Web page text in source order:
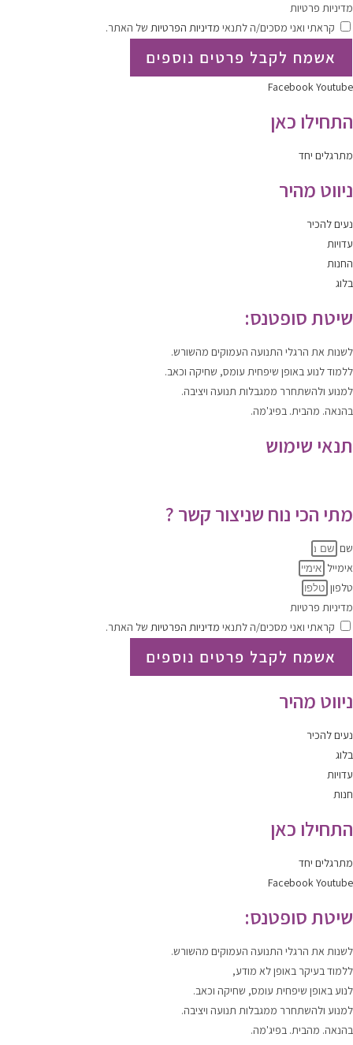
מדיניות פרטיות
קראתי ואני מסכים/ה לתנאי מדיניות הפרטיות של האתר.
אשמח לקבל פרטים נוספים
FacebookYoutube
התחילו כאן
מתרגלים יחד
ניווט מהיר
נעים להכיר
עדויות
החנות
בלוג
שיטת סופטנס:
לשנות את הרגלי התנועה העמוקים מהשורש.
ללמודלנועבאופן שיפחית עומס, שחיקה וכאב.
למנוע ולהשתחרר ממגבלות תנועה ויציבה.
בהנאה. מהבית. בפיג'מה.
תנאי שימוש
מתי הכי נוח שניצור קשר ?
שם
אימייל
טלפון
מדיניות פרטיות
קראתי ואני מסכים/ה לתנאי מדיניות הפרטיות של האתר.
אשמח לקבל פרטים נוספים
ניווט מהיר
נעים להכיר
בלוג
עדויות
חנות
התחילו כאן
מתרגלים יחד
FacebookYoutube
שיטת סופטנס:
לשנות את הרגלי התנועה העמוקים מהשורש.
ללמודבעיקר באופן לא מודע,
לנועבאופן שיפחית עומס, שחיקה וכאב.
למנוע ולהשתחרר ממגבלות תנועה ויציבה.
בהנאה. מהבית. בפיג'מה.